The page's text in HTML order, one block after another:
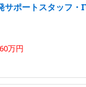
サポートスタッフ・
万円